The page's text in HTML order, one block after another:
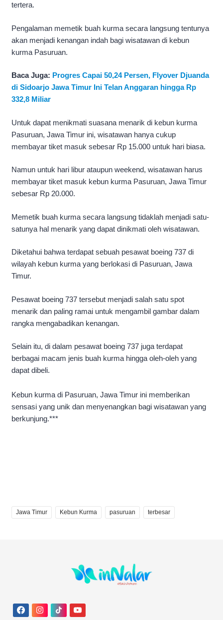
tertera.
Pengalaman memetik buah kurma secara langsung tentunya
akan menjadi kenangan indah bagi wisatawan di kebun
kurma Pasuruan.
Baca Juga: Progres Capai 50,24 Persen, Flyover Djuanda
di Sidoarjo Jawa Timur Ini Telan Anggaran hingga Rp
332,8 Miliar
Untuk dapat menikmati suasana menarik di kebun kurma
Pasuruan, Jawa Timur ini, wisatawan hanya cukup
membayar tiket masuk sebesar Rp 15.000 untuk hari biasa.
Namun untuk hari libur ataupun weekend, wisatawan harus
membayar tiket masuk kebun kurma Pasuruan, Jawa Timur
sebesar Rp 20.000.
Memetik buah kurma secara langsung tidaklah menjadi satu-
satunya hal menarik yang dapat dinikmati oleh wisatawan.
Diketahui bahwa terdapat sebuah pesawat boeing 737 di
wilayah kebun kurma yang berlokasi di Pasuruan, Jawa
Timur.
Pesawat boeing 737 tersebut menjadi salah satu spot
menarik dan paling ramai untuk mengambil gambar dalam
rangka mengabadikan kenangan.
Selain itu, di dalam pesawat boeing 737 juga terdapat
berbagai macam jenis buah kurma hingga oleh-oleh yang
dapat dibeli.
Kebun kurma di Pasuruan, Jawa Timur ini memberikan
sensasi yang unik dan menyenangkan bagi wisatawan yang
berkunjung.***
Jawa Timur Kebun Kurma pasuruan terbesar